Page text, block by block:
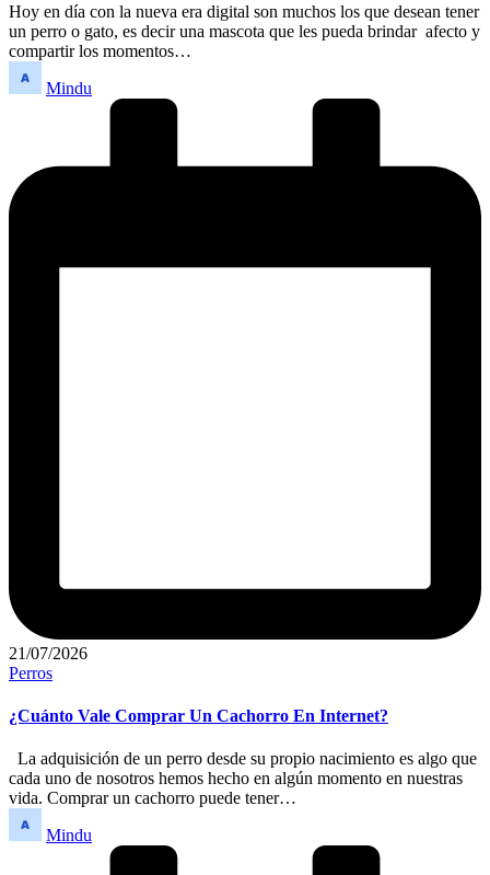
Hoy en día con la nueva era digital son muchos los que desean tener
un perro o gato, es decir una mascota que les pueda brindar afecto y
compartir los momentos…
Publicado
Mindu
21/07/2026
Publicado
Perros
¿Cuánto Vale Comprar Un Cachorro En Internet?
La adquisición de un perro desde su propio nacimiento es algo que
cada uno de nosotros hemos hecho en algún momento en nuestras
vida. Comprar un cachorro puede tener…
Publicado
Mindu